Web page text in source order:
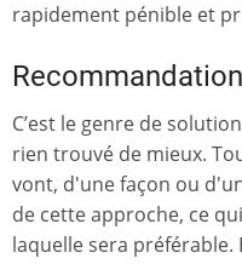
rapidement pénible et
Recommandation
C’est le genre de
rien trouvé de mieux.
vont, d'une façon ou
de cette approche, ce
laquelle sera